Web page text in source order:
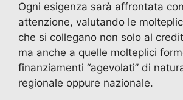
Ogni esigenza sarà affrontata
attenzione, valutando le
che si collegano non solo al
ma anche a quelle molteplici
finanziamenti “agevolati” di
regionale oppure nazionale.